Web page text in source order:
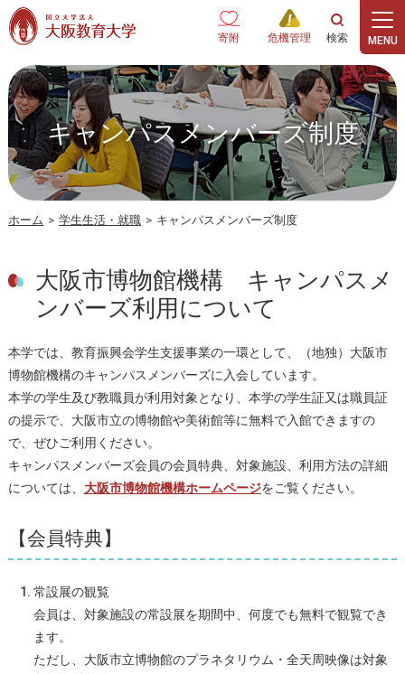
本文へ
寄附 危機管理
キャンパスメンバーズ制度
ホーム > 学生生活・就職 > キャンパスメンバーズ制度
大阪市博物館機構 キャンパスメ
ンバーズ利用について
本学では、教育振興会学生支援事業の一環として、（地独）大阪市
博物館機構のキャンパスメンバーズに入会しています。
本学の学生及び教職員が利用対象となり、本学の学生証又は職員証
の提示で、大阪市立の博物館や美術館等に無料で入館できますの
で、ぜひご利用ください。
キャンパスメンバーズ会員の会員特典、対象施設、利用方法の詳細
については、 大阪市博物館機構ホームページをご覧ください。
【会員特典】
常設展の観覧
会員は、対象施設の常設展を期間中、何度でも無料で観覧でき
ます。
ただし、大阪市立博物館のプラネタリウム・全天周映像は対象